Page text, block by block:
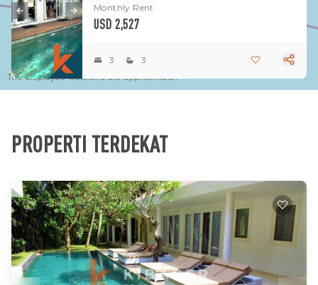
The displayed locations are approximate.
Monthly Rent
USD 2,527
3 3
PROPERTI TERDEKAT